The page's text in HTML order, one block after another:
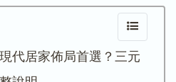
代居家佈局首選？三元